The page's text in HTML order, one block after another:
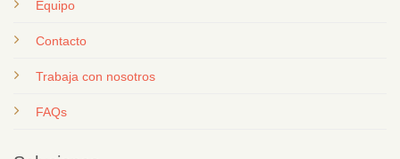
Equipo
Contacto
Trabaja con nosotros
FAQs